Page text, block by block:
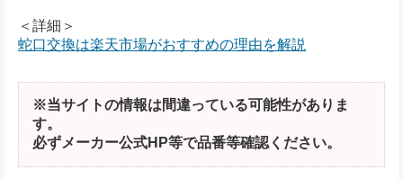
＜詳細＞
蛇口交換は楽天市場がおすすめの理由を解説
※当サイトの情報は間違っている可能性がありま
す。
必ずメーカー公式HP等で品番等確認ください。